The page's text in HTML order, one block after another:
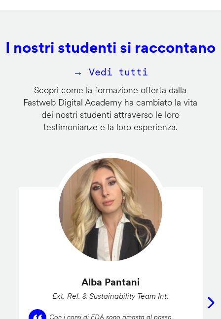
I nostri studenti si raccontano
→ Vedi tutti
Scopri come la formazione offerta dalla
Fastweb Digital Academy ha cambiato la vita
dei nostri studenti attraverso le loro
testimonianze e la loro esperienza.
Alba Pantani
Ext. Rel. & Sustainability Team Int.
Con i corsi di FDA sono rimasta al passo